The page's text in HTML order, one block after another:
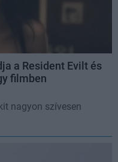
a Resident Evilt és
filmben
nagyon szívesen